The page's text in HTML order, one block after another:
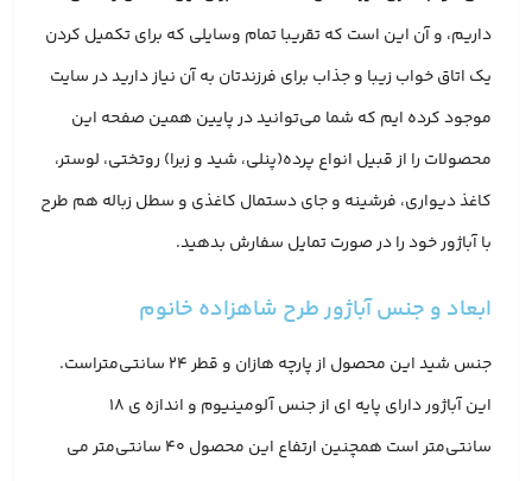
داریم، و آن این است که تقریبا تمام وسایلی که برای تکمیل کردن
یک اتاق خواب زیبا و جذاب برای فرزندتان به آن نیاز دارید در سایت
موجود کرده ایم که شما می‌توانید در پایین همین صفحه این
محصولات را از قبیل انواع پرده(پنلی، شید و زبرا) روتختی، لوستر،
کاغذ دیواری، فرشینه و جای دستمال کاغذی و سطل زباله هم طرح
با آباژور خود را در صورت تمایل سفارش بدهید.
ابعاد و جنس آباژور طرح شاهزاده خانوم
جنس شید این محصول از پارچه هازان و قطر 24 سانتی‌متراست.
این آباژور دارای پایه ای از جنس آلومینیوم و اندازه ی 18
سانتی‌متر است همچنین ارتفاع این محصول 40 سانتی‌متر می